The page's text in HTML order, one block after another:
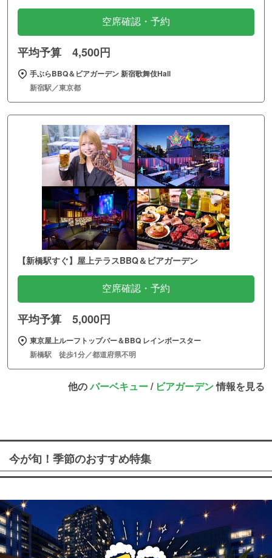
空席確認・予約
平均予算 4,500円
手ぶらBBQ＆ビアガーデン 新宿歌舞伎Hall
新宿駅／東京都
【新橋駅すぐ】屋上テラスBBQ＆ビアガーデン
空席確認・予約
平均予算 5,000円
東京屋上ルーフトップバー＆BBQ レインボースター
新橋駅 徒歩1分／都道府県不明
他のバーベキュー/ ビアガーデン情報を見る
今が旬！季節のおすすめ特集